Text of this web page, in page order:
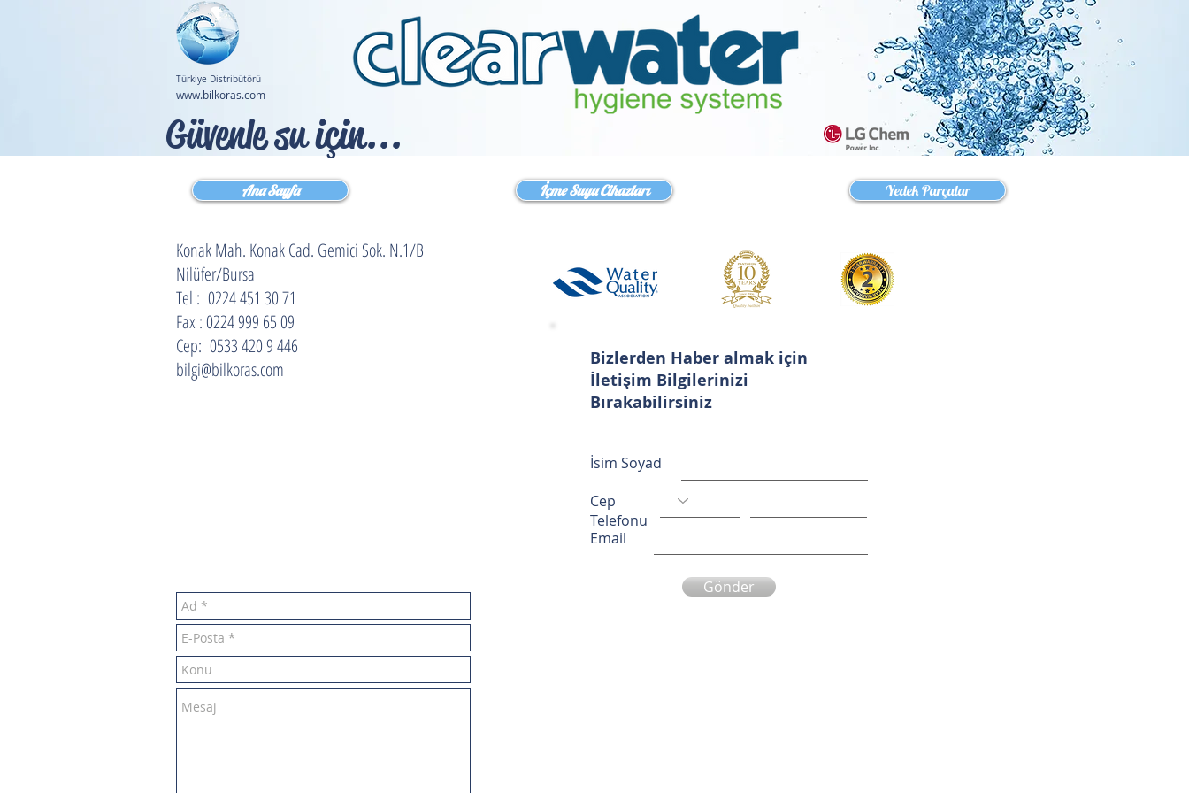
Mağazamız
Türkiye Distribütörü
www.bilkoras.com
Güvenle su için...
Ana Sayfa
Konak Mah. Konak Cad. Gemici Sok. N.1/B
Nilüfer/Bursa
Tel : 0224 451 30 71
Fax : 0224 999 65 09
Cep: 0533 420 9 446
bilgi@bilkoras.com
İçme Suyu Cihazları Yedek Parçalar
Bizlerden Haber almak için
İletişim Bilgilerinizi
Bırakabilirsiniz
İsim Soyad
Cep
Telefonu
Email
Gönder